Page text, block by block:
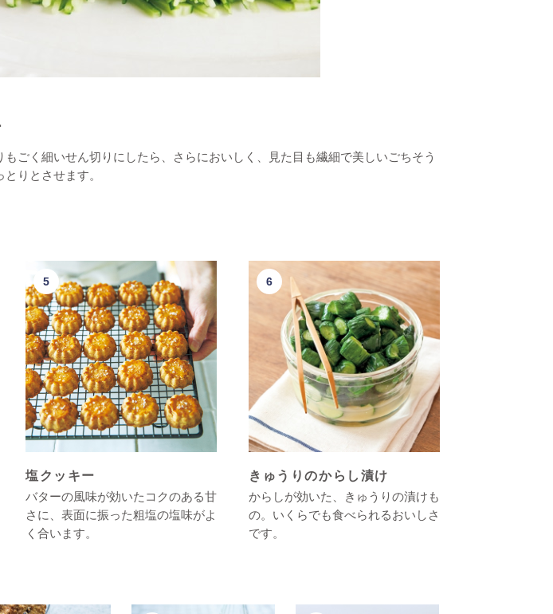
ごく細いせん切りにしたら、さらにおいしく、見た目も繊細で美しいごちそう
りとさせます。
塩クッキー
バターの風味が効いたコクのある甘
さに、表面に振った粗塩の塩味がよ
く合います。
きゅうりのからし漬け
からしが効いた、きゅうりの漬けも
の。いくらでも食べられるおいしさ
です。